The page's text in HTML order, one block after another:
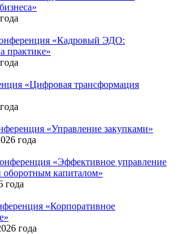
«Кадровый ЭДО:
практике»
«Цифровая трансформация
«Управление закупками»
года
«Эффективное управление
капиталом»
года
«Корпоративное
года